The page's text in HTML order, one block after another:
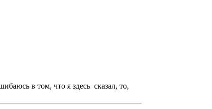
в том, что я здесь сказал, то,